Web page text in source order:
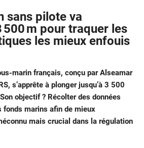
sans pilote va
500 m pour traquer les
les mieux enfouis
marin français, conçu par Alseamar
s’apprête à plonger jusqu’à 3 500
objectif ? Récolter des données
fonds marins afin de mieux
mais crucial dans la régulation